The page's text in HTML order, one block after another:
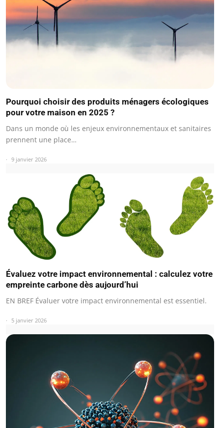
Pourquoi choisir des produits ménagers écologiques
pour votre maison en 2025 ?
Dans un monde où les enjeux environnementaux et sanitaires
prennent une place…
9 janvier 2026
Évaluez votre impact environnemental : calculez votre
empreinte carbone dès aujourd’hui
EN BREF Évaluer votre impact environnemental est essentiel.
5 janvier 2026